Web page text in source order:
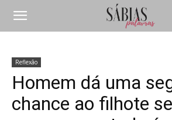
Reflexão
Homem dá uma
chance ao filhote